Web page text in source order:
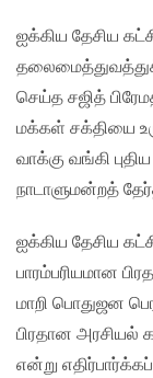
ஐக்கிய தேசிய
செய்த சஜித்
மக்கள் சக்தியை
வாக்கு வங்கி
நாடாளுமன்றத்
ஐக்கிய தேசிய
பாரம்பரியமான
மாறி பொதுஜன
பிரதான அரசியல்
என்று